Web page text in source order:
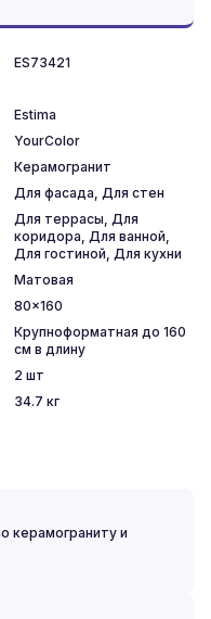
ES73421
Estima
YourColor
Керамогранит
Для фасада, Для стен
Для террасы, Для
коридора, Для ванной,
Для гостиной, Для кухни
Матовая
80x160
Крупноформатная до 160
см в длину
2 шт
34.7 кг
керамограниту и